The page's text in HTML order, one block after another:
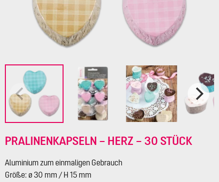
PRALINENKAPSELN – HERZ – 30 STÜCK
Aluminium zum einmaligen Gebrauch
Größe: ø 30 mm / H 15 mm